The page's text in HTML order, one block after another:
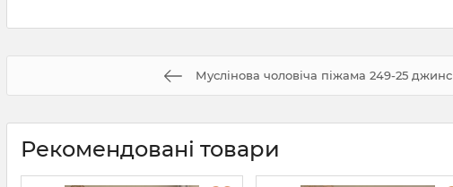
Муслінова чоловіча піжама 249-25 джинс
Рекомендовані товари